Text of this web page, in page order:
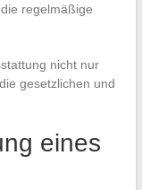
regelmäßige
nicht nur
gesetzlichen und
eines